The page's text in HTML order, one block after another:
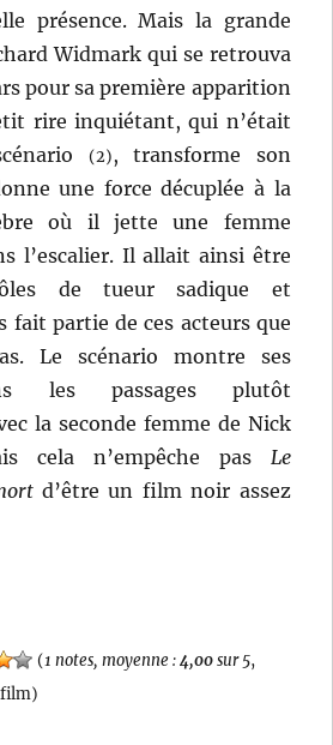
présence. Mais la grande
Widmark qui se retrouva
pour sa première apparition
rire inquiétant, qui n’était
(2), transforme son
une force décuplée à la
où il jette une femme
l’escalier. Il allait ainsi être
de tueur sadique et
fait partie de ces acteurs que
Le scénario montre ses
les passages plutôt
la seconde femme de Nick
cela n’empêche pas Le
d’être un film noir assez
(1 notes, moyenne :4,00sur 5,
film)